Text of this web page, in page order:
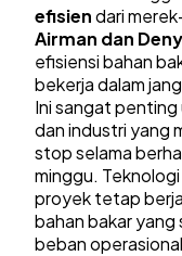
efisiendari
Airman dan
efisiensi bahan
bekerja dalam
Ini sangat
dan industri yang
stop selama
minggu.
proyek tetap
bahan bakar yang
beban